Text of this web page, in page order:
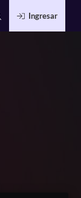
Ingresar